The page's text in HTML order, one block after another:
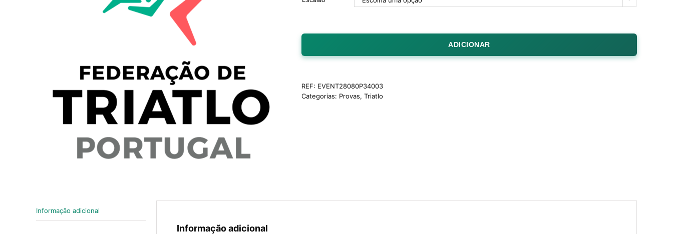
ADICIONAR
REF: EVENT28080P34003
Categorias: Provas, Triatlo
Informação adicional
Informação adicional